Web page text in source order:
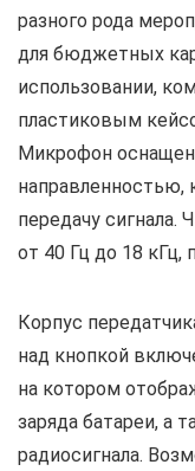
разного рода
для бюджетных
использовании,
пластиковым
Микрофон
направленностью,
передачу
от 40 Гц до 18 кГц,
Корпус
над кнопкой
на котором
заряда батареи, а
радиосигнала.